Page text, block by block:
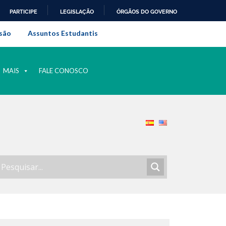
PARTICIPE LEGISLAÇÃO ÓRGÃOS DO GOVERNO
do Rio de Janeiro
Assuntos Estudantis
MAIS FALE CONOSCO